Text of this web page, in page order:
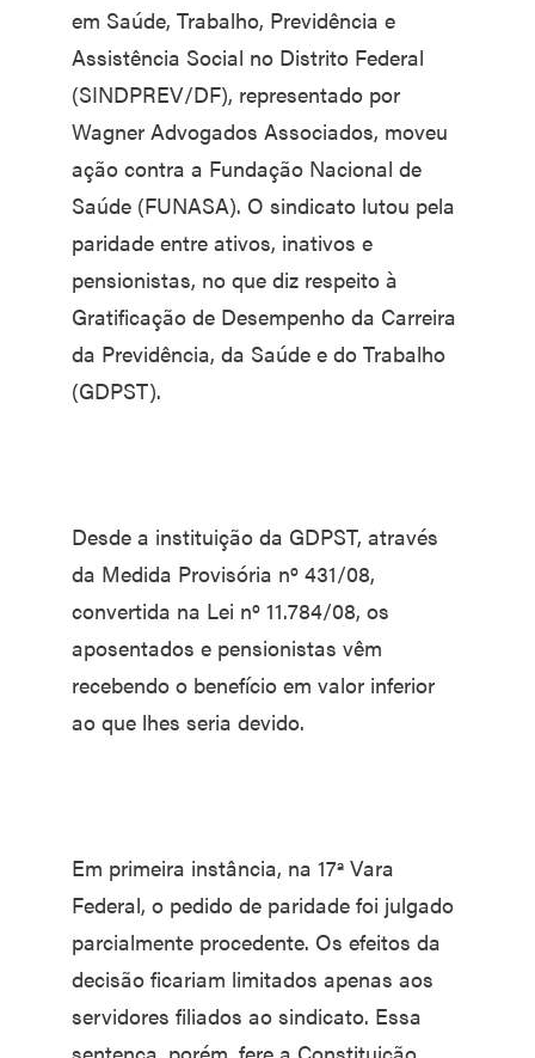
em Saúde, Trabalho, Previdência e
Assistência Social no Distrito Federal
(SINDPREV/DF), representado por
Wagner Advogados Associados, moveu
ação contra a Fundação Nacional de
Saúde (FUNASA). O sindicato lutou pela
paridade entre ativos, inativos e
pensionistas, no que diz respeito à
Gratificação de Desempenho da Carreira
da Previdência, da Saúde e do Trabalho
(GDPST).
Desde a instituição da GDPST, através
da Medida Provisória nº 431/08,
convertida na Lei nº 11.784/08, os
aposentados e pensionistas vêm
recebendo o benefício em valor inferior
ao que lhes seria devido.
Em primeira instância, na 17ª Vara
Federal, o pedido de paridade foi julgado
parcialmente procedente. Os efeitos da
decisão ficariam limitados apenas aos
servidores filiados ao sindicato. Essa